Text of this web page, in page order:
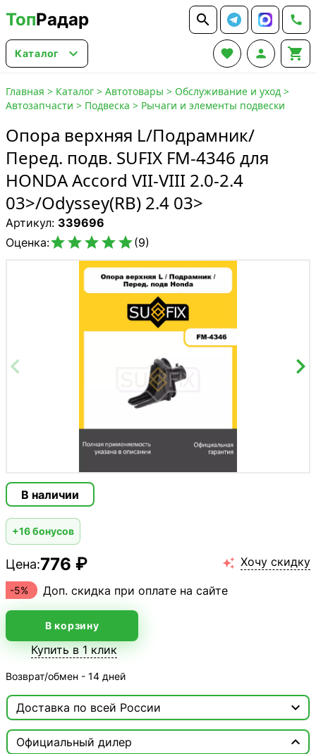
ТопРадар  
Каталог    
Главная > Каталог > Автотовары > Обслуживание и уход >
Автозапчасти > Подвеска > Рычаги и элементы подвески
Опора верхняя L/Подрамник/
Перед. подв. SUFIX FM-4346 для
HONDA Accord VII-VIII 2.0-2.4
03>/Odyssey(RB) 2.4 03>
Артикул: 339696
Оценка:(9)
В наличии
+16 бонусов
Цена:776 ₽  Хочу скидку
-5% Доп. скидка при оплате на сайте
В корзину
Купить в 1 клик
Возврат/обмен - 14 дней
Доставка по всей России 
 Москва
Официальный дилер
